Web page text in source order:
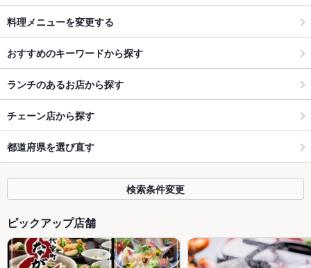
料理メニューを変更する
おすすめのキーワードから探す
ランチのあるお店から探す
チェーン店から探す
都道府県を選び直す
検索条件変更
ピックアップ店舗